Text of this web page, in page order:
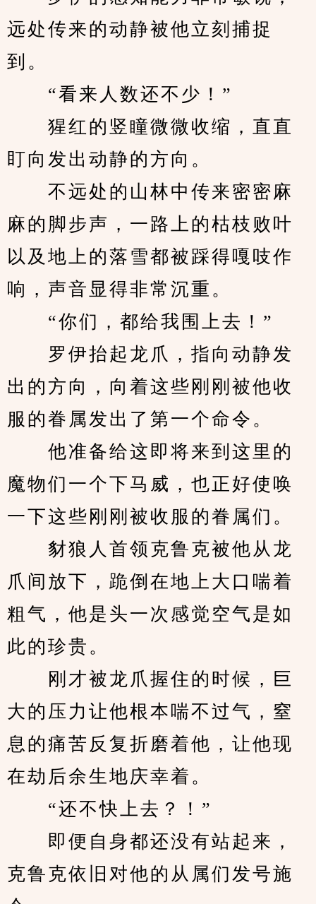
远处传来的动静被他立刻捕捉
到。
“看来人数还不少！”
猩红的竖瞳微微收缩，直直
盯向发出动静的方向。
不远处的山林中传来密密麻
麻的脚步声，一路上的枯枝败叶
以及地上的落雪都被踩得嘎吱作
响，声音显得非常沉重。
“你们，都给我围上去！”
罗伊抬起龙爪，指向动静发
出的方向，向着这些刚刚被他收
服的眷属发出了第一个命令。
他准备给这即将来到这里的
魔物们一个下马威，也正好使唤
一下这些刚刚被收服的眷属们。
豺狼人首领克鲁克被他从龙
爪间放下，跪倒在地上大口喘着
粗气，他是头一次感觉空气是如
此的珍贵。
刚才被龙爪握住的时候，巨
大的压力让他根本喘不过气，窒
息的痛苦反复折磨着他，让他现
在劫后余生地庆幸着。
“还不快上去？！”
即便自身都还没有站起来，
克鲁克依旧对他的从属们发号施